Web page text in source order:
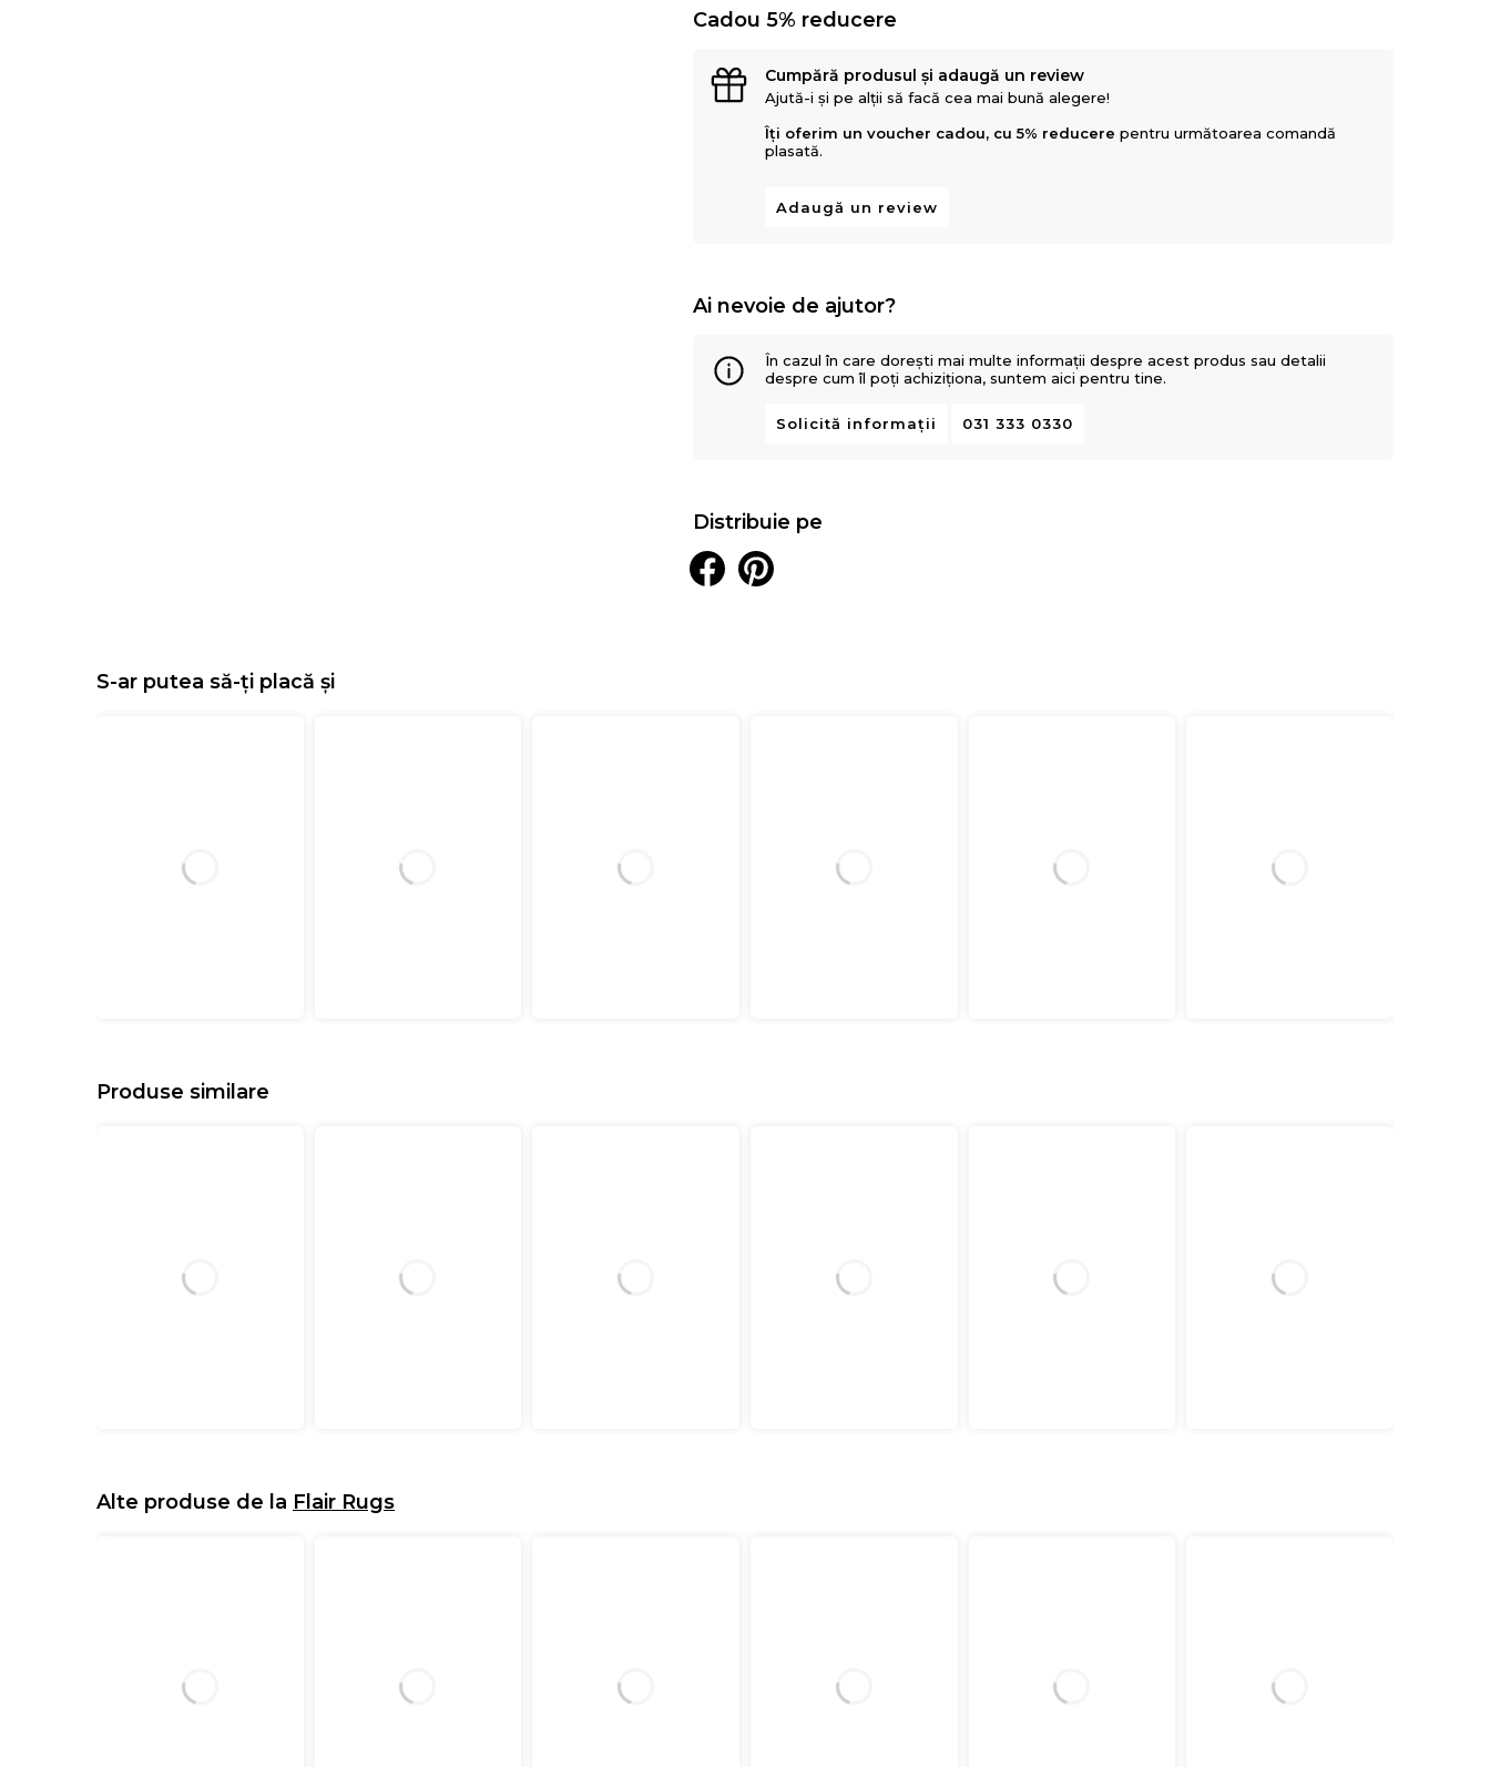
Cadou 5% reducere
Cumpără produsul și adaugă un review
Ajută-i și pe alții să facă cea mai bună alegere!
Îți oferim un voucher cadou, cu 5% reducere pentru următoarea comandă
plasată.
Adaugă un review
Ai nevoie de ajutor?
În cazul în care dorești mai multe informații despre acest produs sau detalii
despre cum îl poți achiziționa, suntem aici pentru tine.
Solicită informații 031 333 0330
Distribuie pe
S-ar putea să-ți placă și
Produse similare
Alte produse de la Flair Rugs